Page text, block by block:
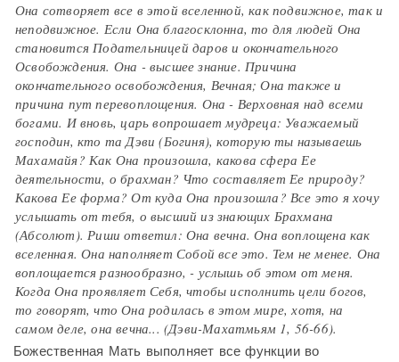
Она сотворяет все в этой вселенной, как подвижное, так и
неподвижное. Если Она благосклонна, то для людей Она
становится Подательницей даров и окончательного
Освобождения. Она - высшее знание. Причина
окончательного освобождения, Вечная; Она также и
причина пут перевоплощения. Она - Верховная над всеми
богами. И вновь, царь вопрошает мудреца: Уважаемый
господин, кто та Дэви (Богиня), которую ты называешь
Махамайя? Как Она произошла, какова сфера Ее
деятельности, о брахман? Что составляет Ее природу?
Какова Ее форма? От куда Она произошла? Все это я хочу
услышать от тебя, о высший из знающих Брахмана
(Абсолют). Риши ответил: Она вечна. Она воплощена как
вселенная. Она наполняет Собой все это. Тем не менее. Она
воплощается разнообразно, - услышь об этом от меня.
Когда Она проявляет Себя, чтобы исполнить цели богов,
то говорят, что Она родилась в этом мире, хотя, на
самом деле, она вечна... (Дэви-Махатмьям 1, 56-66).
Божественная Мать выполняет все функции во